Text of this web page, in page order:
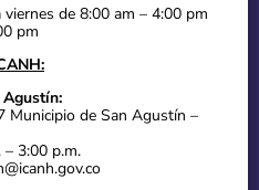
viernes de 8:00 am – 4:00 pm
pm
Municipio de San Agustín –
– 3:00 p.m.